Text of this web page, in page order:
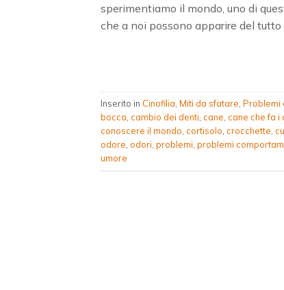
sperimentiamo il mondo, uno di
che a noi possono apparire del
Inserito in Cinofilia Miti da sfatare Problemi
bocca cambio dei denti cane cane che fa i
conoscere il mondo cortisolo crocchette
odore odori problemi problemi
umore